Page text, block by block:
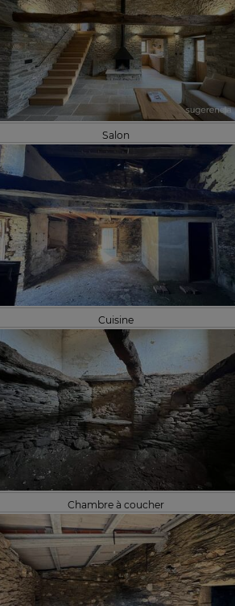
Salon
Cuisine
Chambre à coucher